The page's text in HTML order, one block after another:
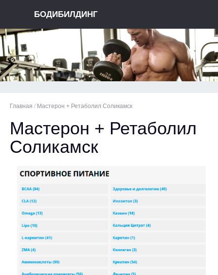
БОДИБИЛДИНГ
Главная / Мастерон + Ретаболил Соликамск
Мастерон + Ретаболил
Соликамск